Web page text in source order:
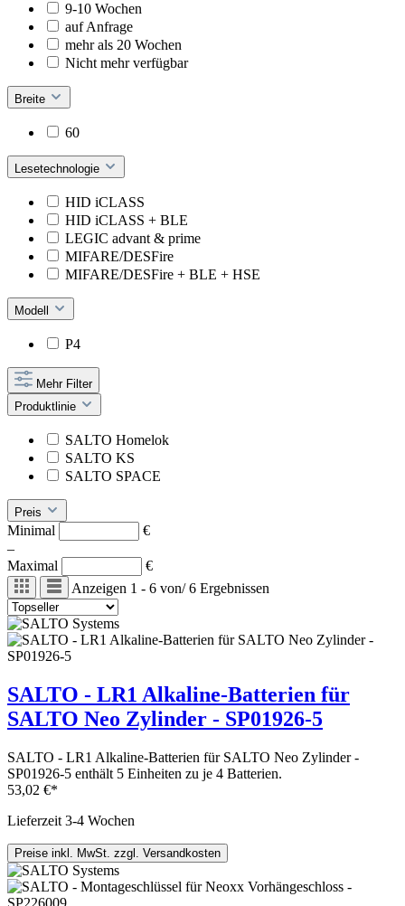
9-10 Wochen
auf Anfrage
mehr als 20 Wochen
Nicht mehr verfügbar
Breite
60
Lesetechnologie
HID iCLASS
HID iCLASS + BLE
LEGIC advant & prime
MIFARE/DESFire
MIFARE/DESFire + BLE + HSE
Modell
P4
Mehr Filter
Produktlinie
SALTO Homelok
SALTO KS
SALTO SPACE
Preis
Minimal
€
–
Maximal
€
Anzeigen 1 - 6 von/6 Ergebnissen
SALTO - LR1 Alkaline-Batterien für
SALTO Neo Zylinder - SP01926-5
SALTO - LR1 Alkaline-Batterien für SALTO Neo Zylinder -
SP01926-5 enthält 5 Einheiten zu je 4 Batterien.
53,02 €*
Lieferzeit 3-4 Wochen
Preise inkl. MwSt. zzgl. Versandkosten